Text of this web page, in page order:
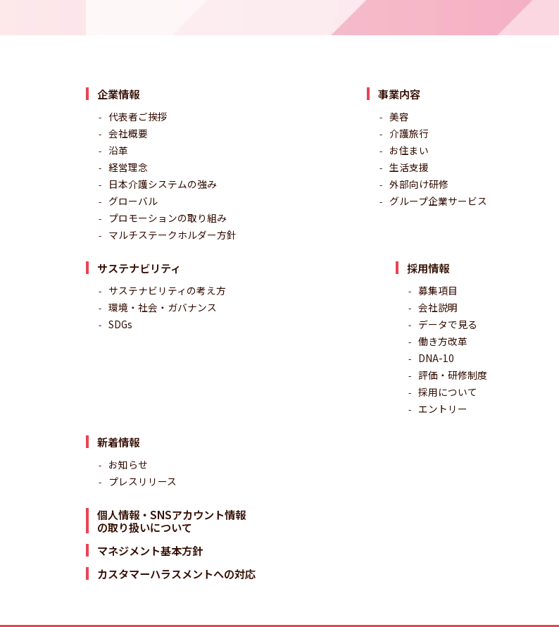
企業情報
代表者ご挨拶
会社概要
沿革
経営理念
日本介護システムの強み
グローバル
プロモーションの取り組み
マルチステークホルダー方針
事業内容
美容
介護旅行
お住まい
生活支援
外部向け研修
グループ企業サービス
サステナビリティ
サステナビリティの考え方
環境・社会・ガバナンス
SDGs
採用情報
募集項目
会社説明
データで見る
働き方改革
DNA-10
評価・研修制度
採用について
エントリー
新着情報
お知らせ
プレスリリース
個人情報・SNSアカウント情報
の取り扱いについて
マネジメント基本方針
カスタマーハラスメントへの対応